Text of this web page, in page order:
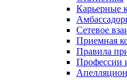
Карьерные
Сетевое
Приемная
Правила
Профессии